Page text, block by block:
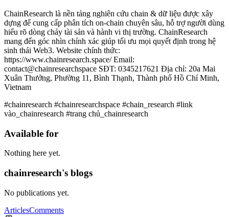
ChainResearch là nền tảng nghiên cứu chain & dữ liệu được xây
dựng để cung cấp phân tích on-chain chuyên sâu, hỗ trợ người dùng
hiểu rõ dòng chảy tài sản và hành vi thị trường. ChainResearch
mang đến góc nhìn chính xác giúp tối ưu mọi quyết định trong hệ
sinh thái Web3. Website chính thức:
https://www.chainresearch.space/ Email:
contact@chainresearchspace SĐT: 0345217621 Địa chỉ: 20a Mai
Xuân Thưởng, Phường 11, Bình Thạnh, Thành phố Hồ Chí Minh,
Vietnam
#chainresearch #chainresearchspace #chain_research #link
vào_chainresearch #trang chủ_chainresearch
Available for
Nothing here yet.
chainresearch's blogs
No publications yet.
ArticlesComments